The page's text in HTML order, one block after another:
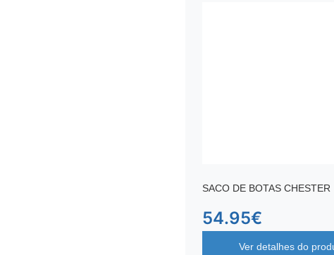
SACO DE BOTAS CHESTER
54.95€
Ver detalhes do